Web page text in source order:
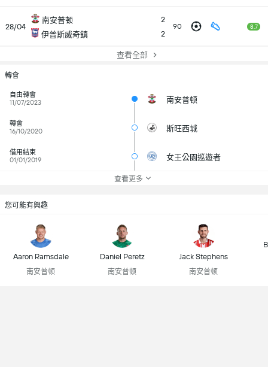
28/04
南安普顿
伊普斯威奇鎮
2
2
90 8.7
查看全部
轉會
自由轉會
11/07/2023
南安普顿
轉會
16/10/2020
斯旺西城
借用結束
01/01/2019
女王公園巡遊者
查看更多
您可能有興趣
Aaron Ramsdale
南安普顿
Daniel Peretz
南安普顿
Jack Stephens
南安普顿